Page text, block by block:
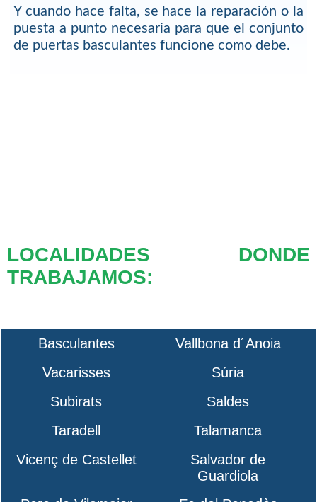
Y cuando hace falta, se hace la reparación o la
puesta a punto necesaria para que el conjunto
de puertas basculantes funcione como debe.
LOCALIDADES DONDE
TRABAJAMOS:
Basculantes
Vallbona d´Anoia
Vacarisses
Súria
Subirats
Saldes
Taradell
Talamanca
Vicenç de Castellet
Salvador de
Guardiola